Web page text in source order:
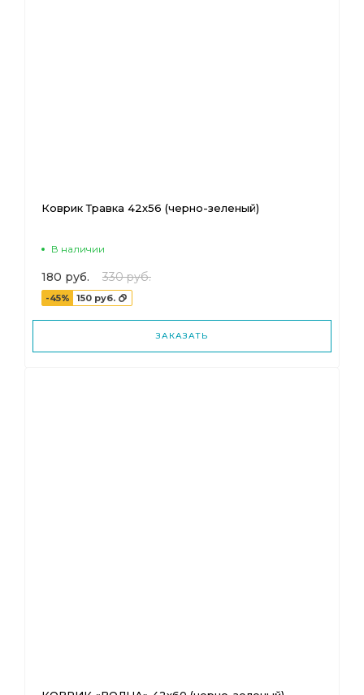
Коврик Травка 42х56 (черно-зеленый)
В наличии
180 руб. 330 руб.
-45% 150 руб.
ЗАКАЗАТЬ